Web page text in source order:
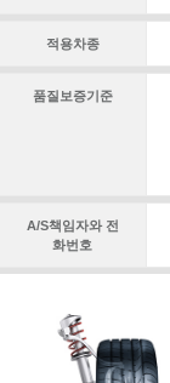
적용차종
품질보증기준
A/S책임자와 전
화번호